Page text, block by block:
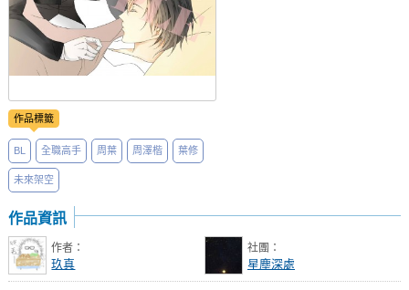
作品標籤
BL 全職高手 周葉 周澤楷 葉修
未來架空
作品資訊
作者：
玖真
社團：
星塵深處